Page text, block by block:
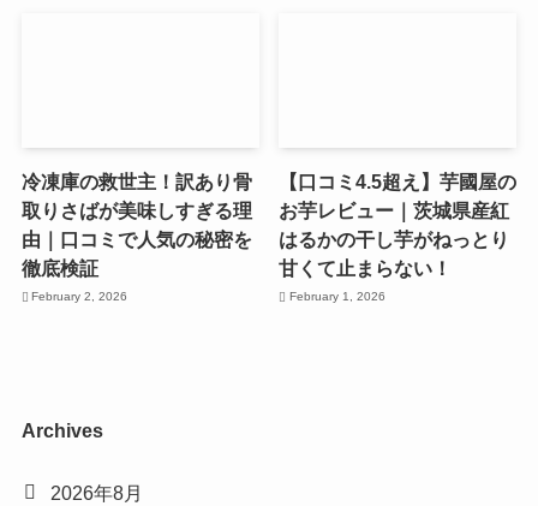
冷凍庫の救世主！訳あり骨
取りさばが美味しすぎる理
由｜口コミで人気の秘密を
徹底検証
February 2, 2026
【口コミ4.5超え】芋國屋の
お芋レビュー｜茨城県産紅
はるかの干し芋がねっとり
甘くて止まらない！
February 1, 2026
Archives
2026年8月